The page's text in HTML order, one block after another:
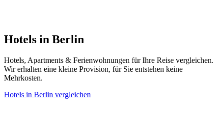
Hotels in Berlin
Hotels, Apartments & Ferienwohnungen für Ihre Reise vergleichen.
Wir erhalten eine kleine Provision, für Sie entstehen keine
Mehrkosten.
Hotels in Berlin vergleichen